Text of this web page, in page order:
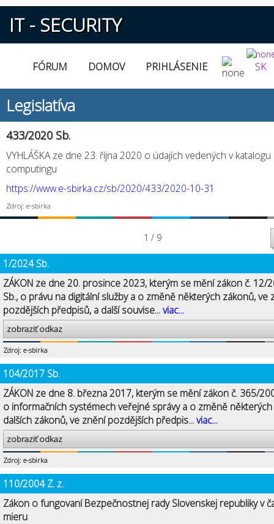
IT - SECURITY
FÓRUM DOMOV PRIHLÁSENIE SK
Legislatíva
433/2020 Sb.
VYHLÁŠKA ze dne 23. října 2020 o údajích vedených v
computingu
https://www.e-sbirka.cz/sb/2020/433/2020-10-31
Zdroj: e-sbirka
1 / 9
1/2024 Sb.
ZÁKON ze dne 20. prosince 2023, kterým se mění zákon č. 12/
Sb., o právu na digitální služby a o změně některých zákonů, ve
pozdějších předpisů, a další souvise...viac...
zobraziť odkaz
Zdroj: e-sbirka
104/2017 Sb.
ZÁKON ze dne 8. března 2017, kterým se mění zákon č. 365/
o informačních systémech veřejné správy a o změně některých
dalších zákonů, ve znění pozdějších předpis...viac...
zobraziť odkaz
Zdroj: e-sbirka
110/2004 Z. z.
Zákon o fungovaní Bezpečnostnej rady Slovenskej republiky v
mieru